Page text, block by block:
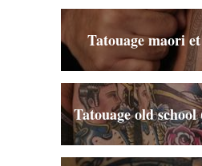
Tatouage maori
Tatouage old